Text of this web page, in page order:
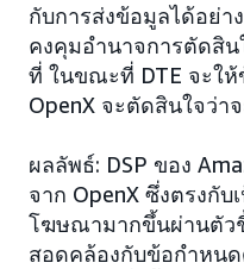
กับการส่งข้อมูลได้อย่า
คงคุมอำนาจการตัดสิน
ที่ ในขณะที่ DTE จะให้
OpenX จะตัดสินใจว่า
ผลลัพธ์: DSP ของ
จาก OpenX ซึ่งตรงกั
โฆษณามากขึ้นผ่านตัว
สอดคล้องกับข้อกำหน